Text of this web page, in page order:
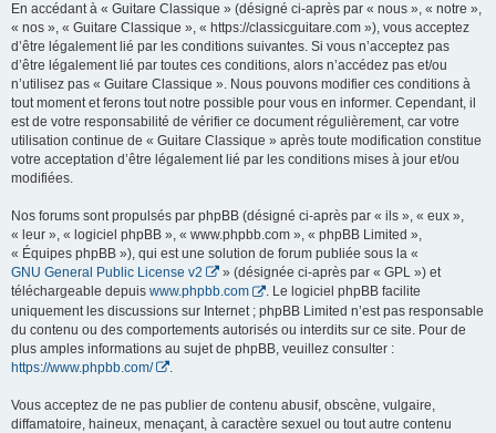
En accédant à « Guitare Classique » (désigné ci-après par « nous », « notre »,
« nos », « Guitare Classique », « https://classicguitare.com »), vous acceptez
d’être légalement lié par les conditions suivantes. Si vous n’acceptez pas
d’être légalement lié par toutes ces conditions, alors n’accédez pas et/ou
n’utilisez pas « Guitare Classique ». Nous pouvons modifier ces conditions à
tout moment et ferons tout notre possible pour vous en informer. Cependant, il
est de votre responsabilité de vérifier ce document régulièrement, car votre
utilisation continue de « Guitare Classique » après toute modification constitue
votre acceptation d’être légalement lié par les conditions mises à jour et/ou
modifiées.
Nos forums sont propulsés par phpBB (désigné ci-après par « ils », « eux »,
« leur », « logiciel phpBB », « www.phpbb.com », « phpBB Limited »,
« Équipes phpBB »), qui est une solution de forum publiée sous la «
GNU General Public License v2
» (désignée ci-après par « GPL ») et
téléchargeable depuis www.phpbb.com
. Le logiciel phpBB facilite
uniquement les discussions sur Internet ; phpBB Limited n’est pas responsable
du contenu ou des comportements autorisés ou interdits sur ce site. Pour de
plus amples informations au sujet de phpBB, veuillez consulter :
https://www.phpbb.com/
Vous acceptez de ne pas publier de contenu abusif, obscène, vulgaire,
diffamatoire, haineux, menaçant, à caractère sexuel ou tout autre contenu